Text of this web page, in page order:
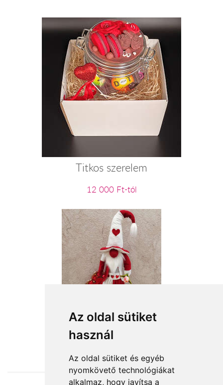
Az oldal sütiket
használ
Az oldal sütiket és egyéb
nyomkövető technológiákat
alkalmaz, hogy javítsa a
Titkos szerelem
12 000 Ft-tól
Szívtipró
19 600 Ft-tól